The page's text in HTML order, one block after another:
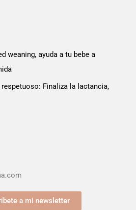
weaning, ayuda a tu bebe a
Finaliza la lactancia,
a mi newsletter